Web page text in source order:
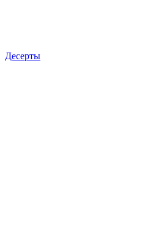
Десерты